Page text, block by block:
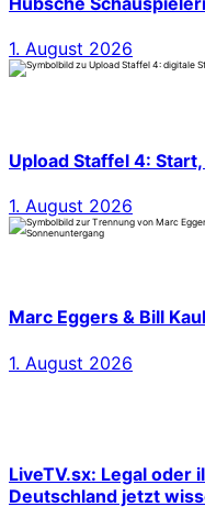
1. August 2026
Upload Staffel 4:
1. August 2026
Marc Eggers & Bill
1. August 2026
LiveTV.sx: Legal oder
Deutschland jetzt